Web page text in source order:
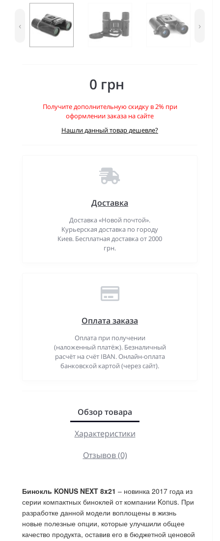
‹ ›
0 грн
Получите дополнительную скидку в 2% при
оформлении заказа на сайте
Нашли данный товар дешевле?
Доставка
Доставка «Новой почтой».
Курьерская доставка по городу
Киев. Бесплатная доставка от 2000
грн.
Оплата заказа
Оплата при получении
(наложенный платёж). Безналичный
расчёт на счёт IBAN. Онлайн-оплата
банковской картой (через сайт).
Обзор товара
Характеристики
Отзывов (0)
Бинокль KONUS NEXT 8x21 – новинка 2017 года из
серии компактных биноклей от компании Konus. При
разработке данной модели воплощены в жизнь
новые полезные опции, которые улучшили общее
качество продукта, оставив его в бюджетной ценовой